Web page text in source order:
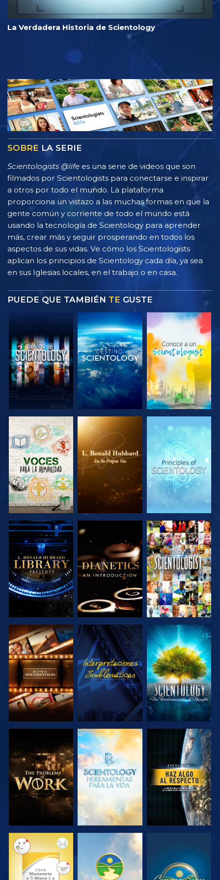
La Verdadera Historia de Scientology
SOBRE LA SERIE
Scientologists @life es una serie de videos que son
filmados por Scientologists para conectarse e inspirar
a otros por todo el mundo. La plataforma
proporciona un vistazo a las muchas formas en que la
gente común y corriente de todo el mundo está
usando la tecnología de Scientology para aprender
más, crear más y seguir prosperando en todos los
aspectos de sus vidas. Ve cómo los Scientologists
aplican los principios de Scientology cada día, ya sea
en sus Iglesias locales, en el trabajo o en casa.
PUEDE QUE TAMBIÉN TE GUSTE
EXPLORA LAS
SERIES
EXPLORA LAS
SERIES
EXPLORA LAS
SERIES
EXPLORA LAS
SERIES
EXPLORA LAS
SERIES
VE
EXPLORA LAS
SERIES
VE
EXPLORA LAS
SERIES
EXPLORA LAS
SERIES
EXPLORA LAS
SERIES
VE
VE VE VE